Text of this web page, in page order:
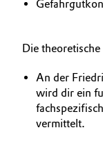
Textiles,
Die
An der
wird dir ein
vermittelt.